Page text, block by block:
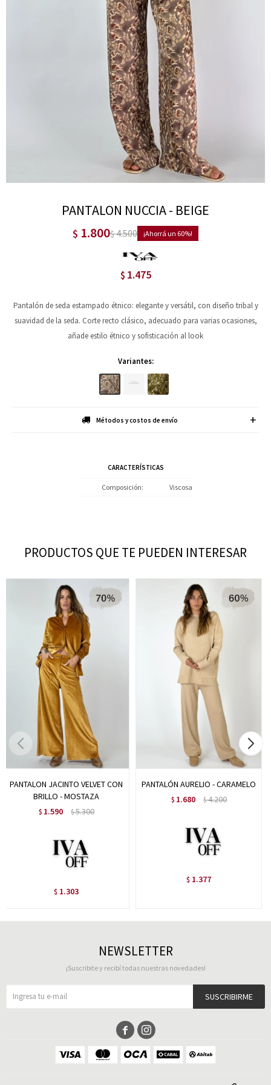
PANTALON NUCCIA - BEIGE
$ 1.800$4.500 60
$ 1.475
Pantalón de seda estampado étnico: elegante y versátil, con diseño tribal y
suavidad de la seda. Corte recto clásico, adecuado para varias ocasiones,
añade estilo étnico y sofisticación al look
Variantes:
Métodos y costos de envío
CARACTERÍSTICAS
Composición Viscosa
PRODUCTOS QUE TE PUEDEN INTERESAR
PANTALON JACINTO VELVET CON
BRILLO - MOSTAZA
$ 1.590 $5.300
$ 1.303
PANTALÓN AURELIO - CARAMELO
$ 1.680 $4.200
$ 1.377
NEWSLETTER
¡Suscribite y recibí todas nuestras novedades!
SUSCRIBIRME
 